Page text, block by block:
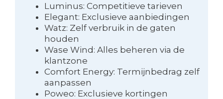
Luminus: Competitieve tarieven
Elegant: Exclusieve aanbiedingen
Watz: Zelf verbruik in de gaten
houden
Wase Wind: Alles beheren via de
klantzone
Comfort Energy: Termijnbedrag zelf
aanpassen
Poweo: Exclusieve kortingen